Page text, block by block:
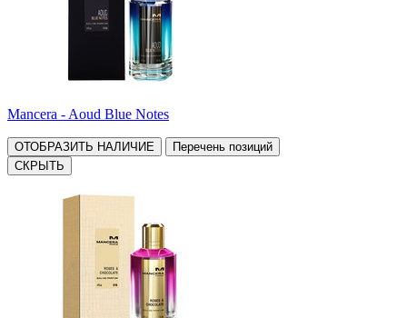
Mancera - Aoud Blue Notes
ОТОБРАЗИТЬ НАЛИЧИЕ
Перечень позиций
СКРЫТЬ